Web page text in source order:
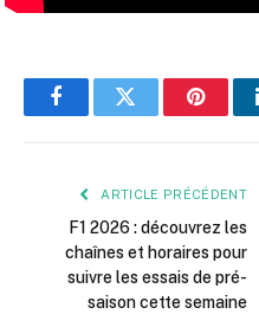
FacebookTwitter
ARTICLE PRÉCÉDENT
F1 2026 : découvrez les
chaînes et horaires pour
suivre les essais de pré-
saison cette semaine